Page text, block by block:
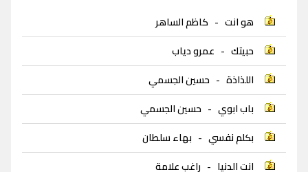
هو انت - كاظم الساهر
حبيتك - عمرو دياب
اللذاذة - حسين الجسمي
باب ابوي - حسين الجسمي
بكلم نفسي - بهاء سلطان
انت الدنيا - راغب علامة